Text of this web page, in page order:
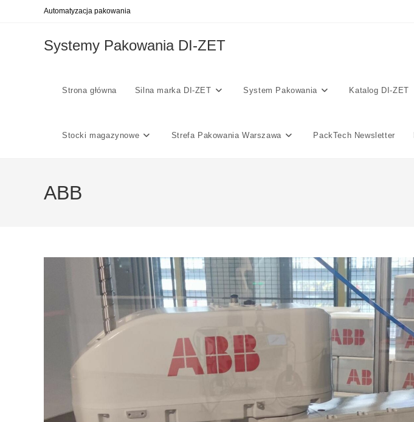
Automatyzacja pakowania
Systemy Pakowania DI-ZET
Strona główna Silna marka DI-ZET System Pakowania Katalog DI-ZET
Stocki magazynowe Strefa Pakowania Warszawa PackTech Newsletter
ABB